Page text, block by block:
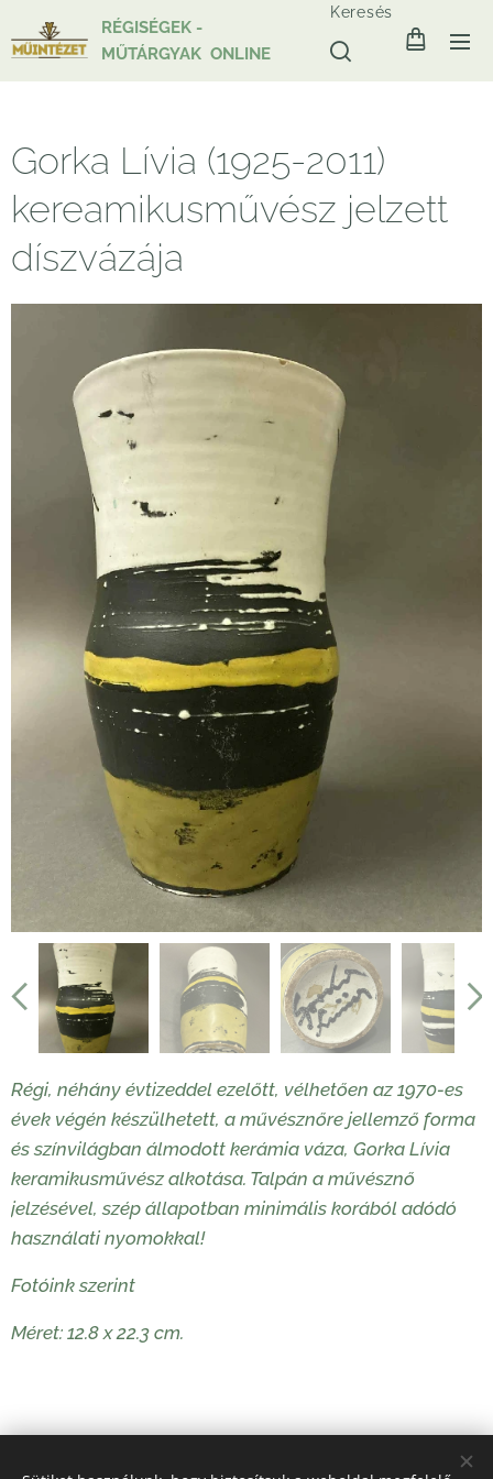
RÉGISÉGEK -
MŰTÁRGYAK ONLINE
Keresés
Gorka Lívia (1925-2011)
kereamikusművész jelzett
díszvázája
Régi, néhány évtizeddel ezelőtt, vélhetően az 1970-es
évek végén készülhetett, a művésznőre jellemző forma
és színvilágban álmodott kerámia váza, Gorka Lívia
keramikusművész alkotása. Talpán a művésznő
jelzésével, szép állapotban minimális korából adódó
használati nyomokkal!
Fotóink szerint
Méret: 12.8 x 22.3 cm.
44 000Ft